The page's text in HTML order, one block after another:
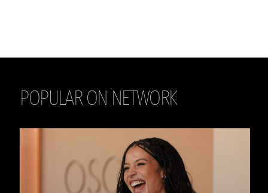
POPULAR ON NETWORK
THE DAILY